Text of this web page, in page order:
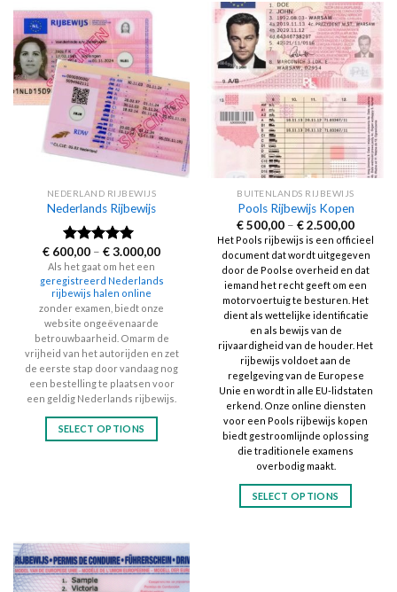
multiple
variants.
The
options
may
be
chosen
on
the
page
has
multiple
variants.
The
options
may
be
chosen
on
the
product
page
NEDERLAND RIJBEWIJS
Nederlands Rijbewijs
Rated4.60
out of 5
€ 600,00 – €3.000,00Price
through
Als het gaat om het een
geregistreerd Nederlands
rijbewijs halen online
zonder examen, biedt onze
website ongeëvenaarde
betrouwbaarheid. Omarm de
vrijheid van het autorijden en zet
de eerste stap door vandaag nog
een bestelling te plaatsen voor
een geldig Nederlands rijbewijs.
SELECT OPTIONS
The
options
may
BUITENLANDS RIJBEWIJS
Pools Rijbewijs Kopen
€500,00 – €2.500,00Price
range:
€
through
€
Het Pools rijbewijs is een officieel
document dat wordt uitgegeven
door de Poolse overheid en dat
iemand het recht geeft om een
motorvoertuig te besturen. Het
dient als wettelijke identificatie
en als bewijs van de
rijvaardigheid van de houder. Het
rijbewijs voldoet aan de
regelgeving van de Europese
Unie en wordt in alle EU-lidstaten
erkend. Onze online diensten
voor een Pools rijbewijs kopen
biedt gestroomlijnde oplossing
die traditionele examens
overbodig maakt.
SELECT OPTIONS